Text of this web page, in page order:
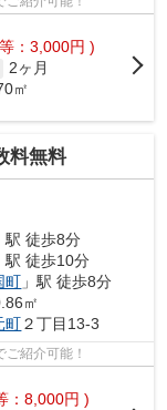
：3,000円 )
2ヶ月
㎡
料無料
駅 徒歩8分
駅 徒歩10分
町 」駅 徒歩8分
㎡
町２丁目13-3
紹介可能！
：8,000円 )